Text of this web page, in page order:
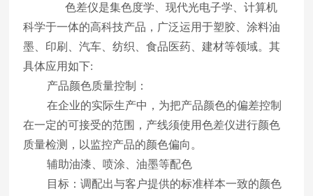
色差仪是集色度学、现代光电子学、计算机
科学于一体的高科技产品，广泛运用于塑胶、涂料油
墨、印刷、汽车、纺织、食品医药、建材等领域。其
具体应用如下:
产品颜色质量控制：
在企业的实际生产中，为把产品颜色的偏差控制
在一定的可接受的范围，产线须使用色差仪进行颜色
质量检测，以监控产品的颜色偏向。
辅助油漆、喷涂、油墨等配色
目标：调配出与客户提供的标准样本一致的颜色